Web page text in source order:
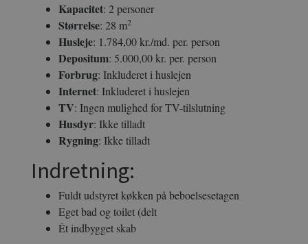
Kapacitet: 2 personer
Størrelse: 28 m2
Husleje: 1.784,00 kr./md. per. person
Depositum: 5.000,00 kr. per. person
Forbrug: Inkluderet i huslejen
Internet: Inkluderet i huslejen
TV: Ingen mulighed for TV-tilslutning
Husdyr: Ikke tilladt
Rygning: Ikke tilladt
Indretning:
Fuldt udstyret køkken på beboelsesetagen
Eget bad og toilet (delt
Ét indbygget skab